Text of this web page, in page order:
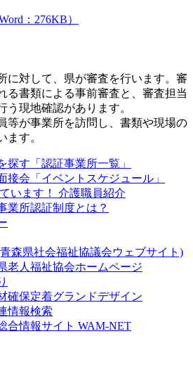
：276KB）
に対して、県が審査を行います。審
る書類による事前審査と、審査担当
う現地確認があります。
等が事業所を訪問し、書類や現場の
ます。